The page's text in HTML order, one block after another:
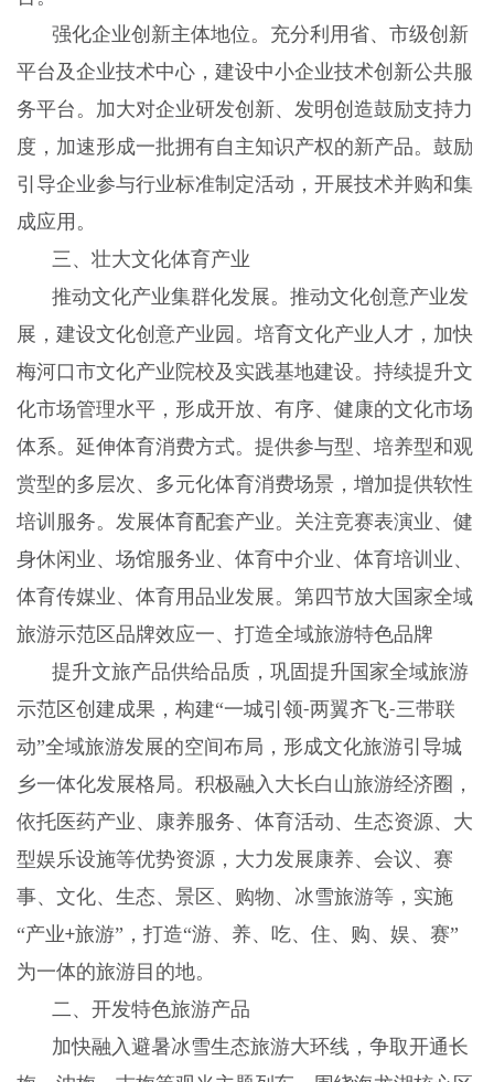
强化企业创新主体地位。充分利用省、市级创新
平台及企业技术中心，建设中小企业技术创新公共服
务平台。加大对企业研发创新、发明创造鼓励支持力
度，加速形成一批拥有自主知识产权的新产品。鼓励
引导企业参与行业标准制定活动，开展技术并购和集
成应用。
三、壮大文化体育产业
推动文化产业集群化发展。推动文化创意产业发
展，建设文化创意产业园。培育文化产业人才，加快
梅河口市文化产业院校及实践基地建设。持续提升文
化市场管理水平，形成开放、有序、健康的文化市场
体系。延伸体育消费方式。提供参与型、培养型和观
赏型的多层次、多元化体育消费场景，增加提供软性
培训服务。发展体育配套产业。关注竞赛表演业、健
身休闲业、场馆服务业、体育中介业、体育培训业、
体育传媒业、体育用品业发展。第四节放大国家全域
旅游示范区品牌效应一、打造全域旅游特色品牌
提升文旅产品供给品质，巩固提升国家全域旅游
示范区创建成果，构建“一城引领-两翼齐飞-三带联
动”全域旅游发展的空间布局，形成文化旅游引导城
乡一体化发展格局。积极融入大长白山旅游经济圈，
依托医药产业、康养服务、体育活动、生态资源、大
型娱乐设施等优势资源，大力发展康养、会议、赛
事、文化、生态、景区、购物、冰雪旅游等，实施
“产业+旅游”，打造“游、养、吃、住、购、娱、赛”
为一体的旅游目的地。
二、开发特色旅游产品
加快融入避暑冰雪生态旅游大环线，争取开通长